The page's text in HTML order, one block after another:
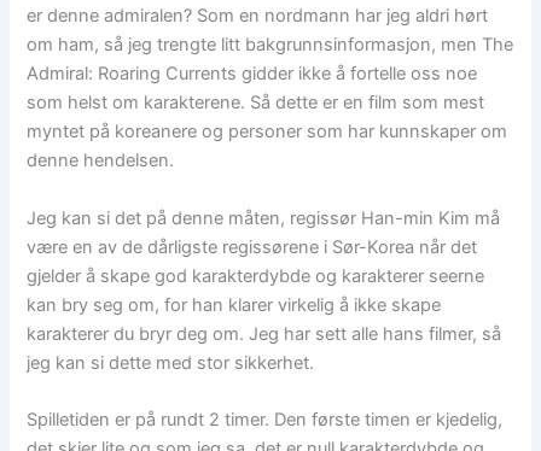
er denne admiralen? Som en nordmann har jeg aldri hørt
om ham, så jeg trengte litt bakgrunnsinformasjon, men The
Admiral: Roaring Currents gidder ikke å fortelle oss noe
som helst om karakterene. Så dette er en film som mest
myntet på koreanere og personer som har kunnskaper om
denne hendelsen.
Jeg kan si det på denne måten, regissør Han-min Kim må
være en av de dårligste regissørene i Sør-Korea når det
gjelder å skape god karakterdybde og karakterer seerne
kan bry seg om, for han klarer virkelig å ikke skape
karakterer du bryr deg om. Jeg har sett alle hans filmer, så
jeg kan si dette med stor sikkerhet.
Spilletiden er på rundt 2 timer. Den første timen er kjedelig,